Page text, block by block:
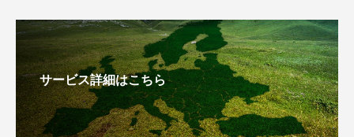
サービス詳細はこちら